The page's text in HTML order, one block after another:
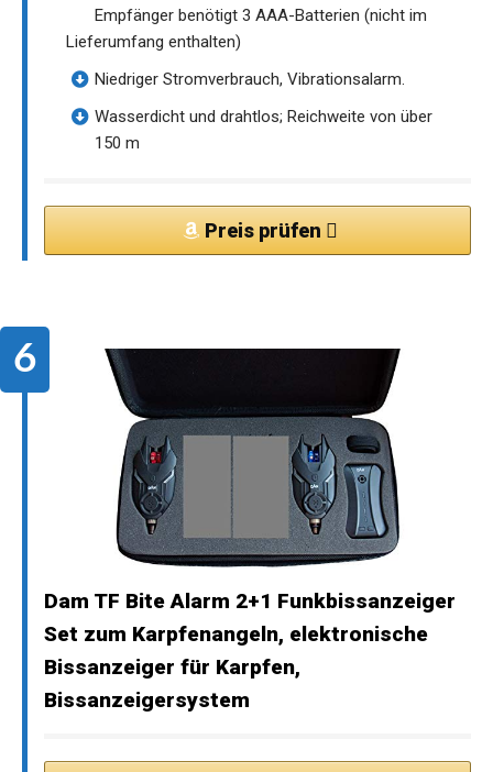
Empfänger benötigt 3 AAA-Batterien (nicht im
Lieferumfang enthalten)
Niedriger Stromverbrauch, Vibrationsalarm.
Wasserdicht und drahtlos; Reichweite von über
150 m
Preis prüfen
Dam TF Bite Alarm 2+1 Funkbissanzeiger
Set zum Karpfenangeln, elektronische
Bissanzeiger für Karpfen,
Bissanzeigersystem